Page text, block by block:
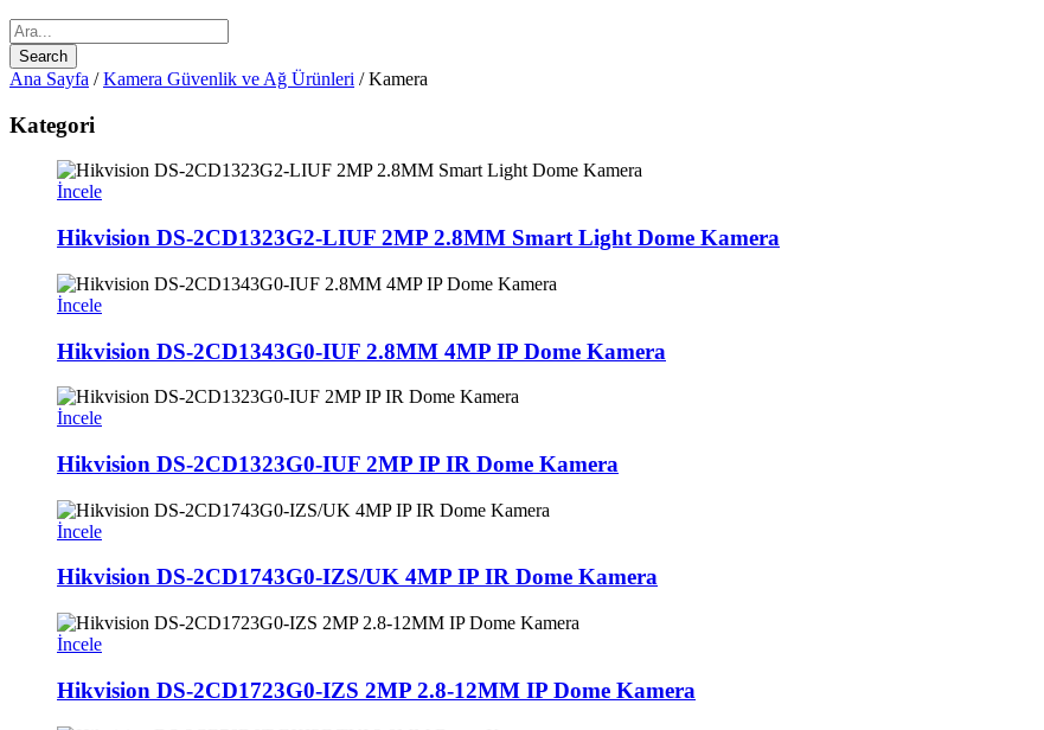
Ana Sayfa /Kamera Güvenlik ve Ağ Ürünleri / Kamera
Kategori
İncele
Hikvision DS-2CD1323G2-LIUF 2MP 2.8MM Smart Light Dome Kamera
İncele
Hikvision DS-2CD1343G0-IUF 2.8MM 4MP IP Dome Kamera
İncele
Hikvision DS-2CD1323G0-IUF 2MP IP IR Dome Kamera
İncele
Hikvision DS-2CD1743G0-IZS/UK 4MP IP IR Dome Kamera
İncele
Hikvision DS-2CD1723G0-IZS 2MP 2.8-12MM IP Dome Kamera